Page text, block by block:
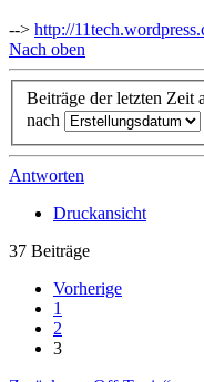
--> http://
Nach oben
Beiträge der letzten Zeit
nach
Antworten
Druckansicht
37 Beiträge
Vorherige
1
2
3